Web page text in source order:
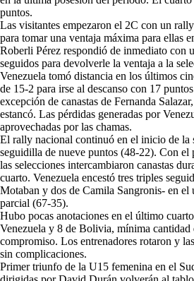
puntos.
Las visitantes empezaron el 2C con un
para tomar una ventaja máxima para ellas
Roberli Pérez respondió de inmediato con
seguidos para devolverle la ventaja a la
Venezuela tomó distancia en los últimos
de 15-2 para irse al descanso con 17
excepción de canastas de Fernanda
estancó. Las pérdidas generadas por
aprovechadas por las chamas.
El rally nacional continuó en el inicio de la
seguidilla de nueve puntos (48-22). Con el
las selecciones intercambiaron canastas
cuarto. Venezuela encestó tres triples
Motaban y dos de Camila Sangronis- en
parcial (67-35).
Hubo pocas anotaciones en el último
Venezuela y 8 de Bolivia, mínima cantidad
compromiso. Los entrenadores rotaron y
sin complicaciones.
Primer triunfo de la U15 femenina en el